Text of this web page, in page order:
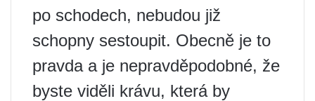
po schodech, nebudou již
schopny sestoupit. Obecně je to
pravda a je nepravděpodobné, že
byste viděli krávu, která by